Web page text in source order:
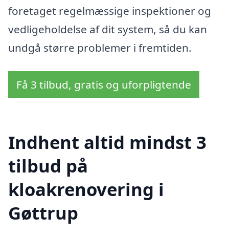
foretaget regelmæssige inspektioner og
vedligeholdelse af dit system, så du kan
undgå større problemer i fremtiden.
Få 3 tilbud, gratis og uforpligtende
Indhent altid mindst 3
tilbud på
kloakrenovering i
Gøttrup